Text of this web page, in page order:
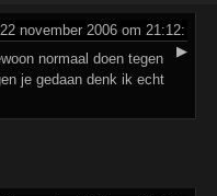
november 2006 om 21:12:
▶
normaal doen tegen
je gedaan denk ik echt